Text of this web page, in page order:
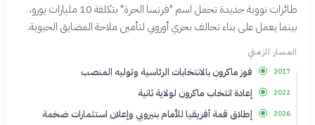
طائرات نووية جديدة تحمل اسم "فرنسا الحرة" بتكلفة 10 مليارات يورو،
بينما يعمل على بناء تحالف بحري أوروبي لتأمين ملاحة المضايق الحيوية.
المسار الزمني
2017 فوز ماكرون بالانتخابات الرئاسية وتوليه المنصب
2022 إعادة انتخاب ماكرون لولاية ثانية
2026 إطلاق قمة أفريقيا للأمام بنيروبي وإعلان استثمارات ضخمة